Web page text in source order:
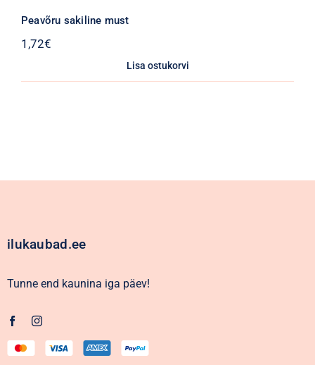
Peavõru sakiline must
1,72€
Lisa ostukorvi
ilukaubad.ee
Tunne end kaunina iga päev!